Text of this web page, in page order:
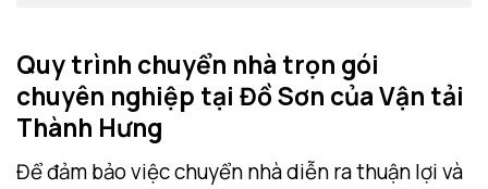
Quy trình chuyển nhà trọn gói
chuyên nghiệp tại Đồ Sơn của Vận tải
Thành Hưng
Để đảm bảo việc chuyển nhà diễn ra thuận lợi và